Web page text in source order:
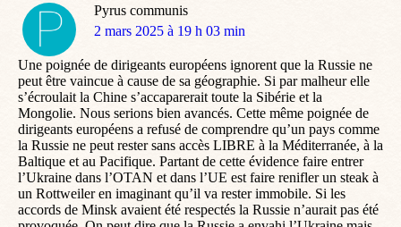
Pyrus communis
dit
2 mars 2025 à 19 h 03 min
Une poignée de dirigeants européens ignorent que la Russie ne
peut être vaincue à cause de sa géographie. Si par malheur elle
s’écroulait la Chine s’accaparerait toute la Sibérie et la
Mongolie. Nous serions bien avancés. Cette même poignée de
dirigeants européens a refusé de comprendre qu’un pays comme
la Russie ne peut rester sans accès LIBRE à la Méditerranée, à la
Baltique et au Pacifique. Partant de cette évidence faire entrer
l’Ukraine dans l’OTAN et dans l’UE est faire renifler un steak à
un Rottweiler en imaginant qu’il va rester immobile. Si les
accords de Minsk avaient été respectés la Russie n’aurait pas été